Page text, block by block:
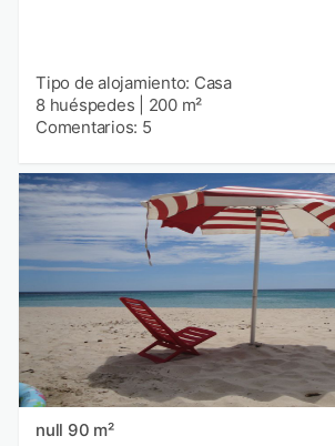
Tipo de alojamiento: Casa
8 huéspedes
200 m²
Comentarios: 5
null 90 m²